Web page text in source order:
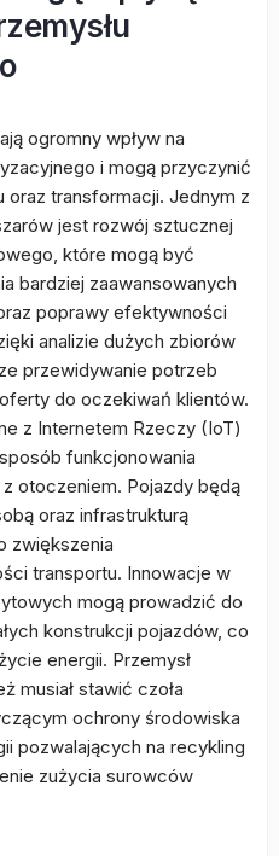
ogromny wpływ na
i mogą przyczynić
transformacji. Jednym z
jest rozwój sztucznej
które mogą być
bardziej zaawansowanych
poprawy efektywności
analizie dużych zbiorów
przewidywanie potrzeb
do oczekiwań klientów.
z Internetem Rzeczy (IoT)
funkcjonowania
otoczeniem. Pojazdy będą
oraz infrastrukturą
zwiększenia
transportu. Innowacje w
mogą prowadzić do
konstrukcji pojazdów, co
energii. Przemysł
musiał stawić czoła
ochrony środowiska
pozwalających na recykling
zużycia surowców